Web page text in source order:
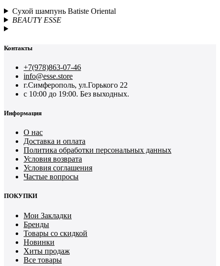
Сухой шампунь Batiste Oriental
BEAUTY ESSE
Контакты
+7(978)863-07-46
info@esse.store
г.Симферополь, ул.Горького 22
с 10:00 до 19:00. Без выходных.
Информация
О нас
Доставка и оплата
Политика обработки персональных данных
Условия возврата
Условия соглашения
Частые вопросы
ПОКУПКИ
Мои Закладки
Бренды
Товары со скидкой
Новинки
Хиты продаж
Все товары